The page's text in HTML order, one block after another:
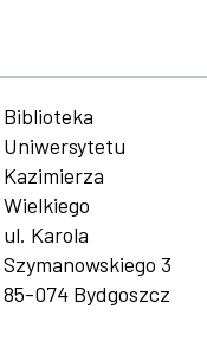
Biblioteka
Uniwersytetu
Kazimierza
Wielkiego
ul. Karola
Szymanowskiego 3
85-074 Bydgoszcz